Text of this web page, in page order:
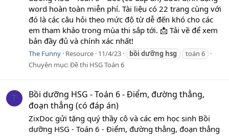
word hoàn toàn miễn phí. Tài liệu có 22 trang cùng với
đó là các câu hỏi theo mức độ từ dễ đến khó cho các
em tham khảo trong mùa thi sắp tới. 📩 Tải về để xem
bản đầy đủ và chính xác nhất!
The Funny Resource 11/4/23 bồi dưỡng hsg
toán 6
Chuyên mục:Đề thi HSG Toán 6
T
Bồi dưỡng HSG - Toán 6 - Điểm, đường thẳng,
đoạn thẳng (có đáp án)
ZixDoc gửi tặng quý thầy cô và các em học sinh Bồi
dưỡng HSG - Toán 6 - Điểm, đường thẳng, đoạn thẳng